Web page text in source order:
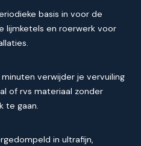
basis in voor de
lijmketels en roerwerk voor
verwijder je vervuiling
of rvs materiaal zonder
te gaan.
in ultrafijn,